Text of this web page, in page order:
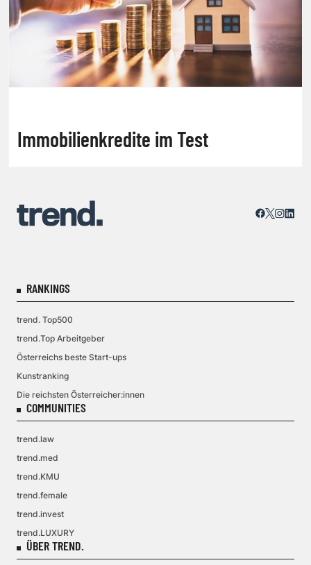
Immobilienkredite im Test
RANKINGS
trend. Top500
trend.Top Arbeitgeber
Österreichs beste Start-ups
Kunstranking
Die reichsten Österreicher:innen
COMMUNITIES
trend.law
trend.med
trend.KMU
trend.female
trend.invest
trend.LUXURY
ÜBER TREND.